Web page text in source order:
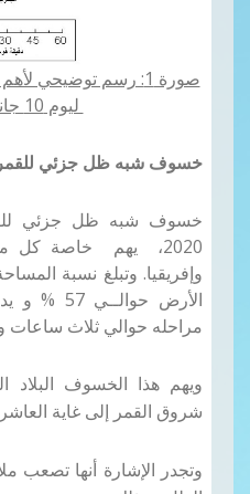
صورة 1: رسم توضيحي
ليوم 10 جانفي 2020
خسوف شبه ظل جزئيللقمر يوم
2020، يهم خاصة كل من
وإفريقيا.وتبلغ نسبة
الأرض حوالــي 57
%و
مراحله حوالي ثلاث ساعات و18 دقائق.
ويهم هذا الخسوف البلاد
شروق القمر إلى غاية العاشرة
وتجدر الإشارة أنها